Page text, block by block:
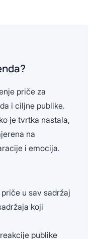
priče za
i ciljne publike.
je tvrtka nastala,
na
i emocija.
u sav sadržaj
koji
publike